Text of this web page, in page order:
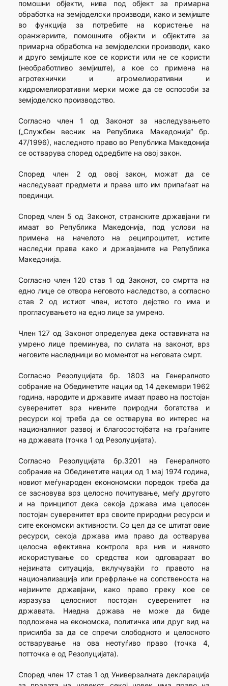
помошни објекти, нива под објект за примарна
обработка на земјоделски производи, како и земјиште
во функција за потребите на користење на
оранжериите, помошните објекти и објектите за
примарна обработка на земјоделски производи, како
и друго земјиште кое се користи или не се користи
(необработливо земјиште), а кое со примена на
агротехнички и агромелиоративни и
хидромелиоративни мерки може да се оспособи за
земјоделско производство.
Согласно член 1 од Законот за наследувањето
(„Службен весник на Република Македонија“ бр.
47/1996), наследното право во Република Македонија
се остварува според одредбите на овој закон.
Според член 2 од овој закон, можат да се
наследуваат предмети и права што им припаѓаат на
поединци.
Според член 5 од Законот, странските државјани ги
имаат во Република Македонија, под услови на
примена на начелото на реципроцитет, истите
наследни права како и државјаните на Република
Македонија.
Согласно член 120 став 1 од Законот, со смртта на
едно лице се отвора неговото наследство, а согласно
став 2 од истиот член, истото дејство го има и
прогласувањето на едно лице за умрено.
Член 127 од Законот определува дека оставината на
умрено лице преминува, по силата на законот, врз
неговите наследници во моментот на неговата смрт.
Согласно Резолуцијата бр. 1803 на Генералното
собрание на Обединетите нации од 14 декември 1962
година, народите и државите имаат право на постојан
суверенитет врз нивните природни богатства и
ресурси коj треба да се остварува во интерес на
националниот развој и благосостојбата на граѓаните
на државата (точка 1 од Резолуцијата).
Согласно Резолуцијата бр.3201 на Генералното
собрание на Обединетите нации од 1 мај 1974 година,
новиот меѓународен еконономски поредок треба да
се засновува врз целосно почитување, меѓу другото
и на принципот дека секоја држава има целосен
постојан суверенитет врз своите природни ресурси и
сите економски активности. Со цел да се штитат овие
ресурси, секоја држава има право да остварува
целосна ефективна контрола врз нив и нивното
искористување со средства кои одговараат во
нејзината ситуација, вклучувајќи го правото на
национализација или префрлање на сопственоста на
нејзините државјани, како право преку кое се
изразува целосниот постојан суверенитет на
државата. Ниедна држава не може да биде
подложена на економска, политичка или друг вид на
присилба за да се спречи слободното и целосното
остварување на ова неотуѓиво право (точка 4,
потточка е од Резолуцијата).
Според член 17 став 1 од Универзалната декларација